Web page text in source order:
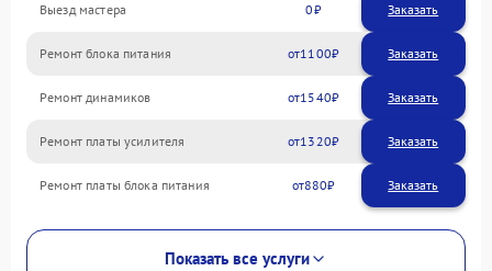
Выезд мастера 0 Заказать
Ремонт блока питания 1100
Ремонт динамиков 1540
Ремонт платы усилителя 1320
Ремонт платы блока питания 880
Показать все услуги